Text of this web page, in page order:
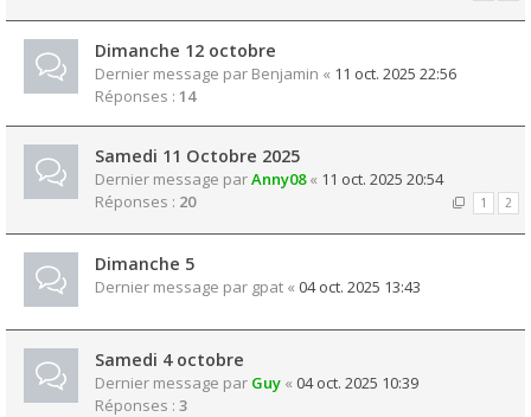
Dimanche 12 octobre
Dernier message par Benjamin « 11 oct. 2025 22:56
Réponses : 14
Samedi 11 Octobre 2025
Dernier message parAnny08« 11 oct. 2025 20:54
Réponses : 20 1 2
Dimanche 5
Dernier message par gpat « 04 oct. 2025 13:43
Samedi 4 octobre
Dernier message par Guy « 04 oct. 2025 10:39
Réponses : 3